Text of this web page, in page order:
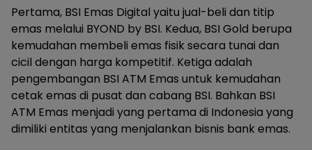
Pertama, BSI Emas Digital yaitu jual-beli dan titip
emas melalui BYOND by BSI. Kedua, BSI Gold berupa
kemudahan membeli emas fisik secara tunai dan
cicil dengan harga kompetitif. Ketiga adalah
pengembangan BSI ATM Emas untuk kemudahan
cetak emas di pusat dan cabang BSI. Bahkan BSI
ATM Emas menjadi yang pertama di Indonesia yang
dimiliki entitas yang menjalankan bisnis bank emas.